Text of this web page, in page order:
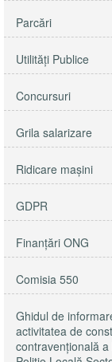
Parcări
Utilităţi Publice
Concursuri
Grila salarizare
Ridicare maşini
GDPR
Finanțări ONG
Comisia 550
Ghidul de
activitatea de
contravențională